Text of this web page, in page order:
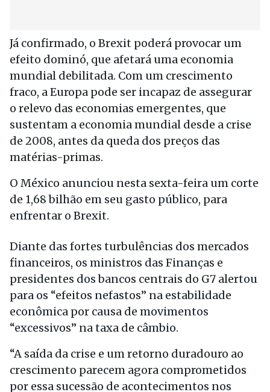
Já confirmado, o Brexit poderá provocar um
efeito dominó, que afetará uma economia
mundial debilitada. Com um crescimento
fraco, a Europa pode ser incapaz de assegurar
o relevo das economias emergentes, que
sustentam a economia mundial desde a crise
de 2008, antes da queda dos preços das
matérias-primas.
O México anunciou nesta sexta-feira um corte
de 1,68 bilhão em seu gasto público, para
enfrentar o Brexit.
Diante das fortes turbulências dos mercados
financeiros, os ministros das Finanças e
presidentes dos bancos centrais do G7 alertou
para os “efeitos nefastos” na estabilidade
econômica por causa de movimentos
“excessivos” na taxa de câmbio.
“A saída da crise e um retorno duradouro ao
crescimento parecem agora comprometidos
por essa sucessão de acontecimentos nos